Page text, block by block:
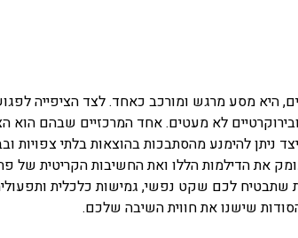
היא מסע מרגש ומורכב כאחד. לצד הציפייה
לא מעטים. אחד המרכזיים שבהם הוא
ניתן להימנע מהסתבכות בהוצאות בלתי
את הדילמות הללו ואת החשיבות הקריטית של
שתבטיח לכם שקט נפשי, גמישות כלכלית
שישנו את חווית השיבה שלכם.